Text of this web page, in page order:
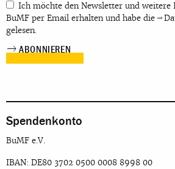
Ich möchte den Newsletter und weitere
BuMF per Email erhalten und habe die
gelesen.
Spendenkonto
BuMF e.V.
IBAN: DE80 3702 0500 0008 8998 00